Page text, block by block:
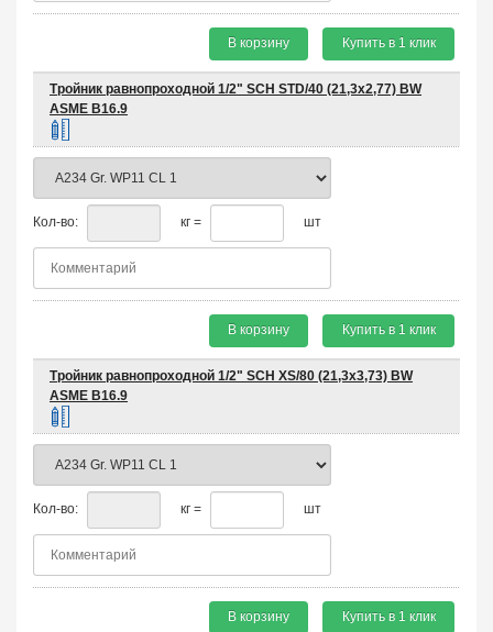
В корзину Купить в 1 клик
Тройник равнопроходной 1/2" SCH STD/40 (21,3х2,77) BW
ASME B16.9
Кол-во: кг = шт
В корзину Купить в 1 клик
Тройник равнопроходной 1/2" SCH XS/80 (21,3х3,73) BW
ASME B16.9
Кол-во: кг = шт
В корзину Купить в 1 клик